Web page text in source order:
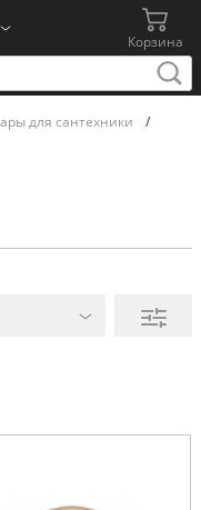
Корзина
для сантехники /